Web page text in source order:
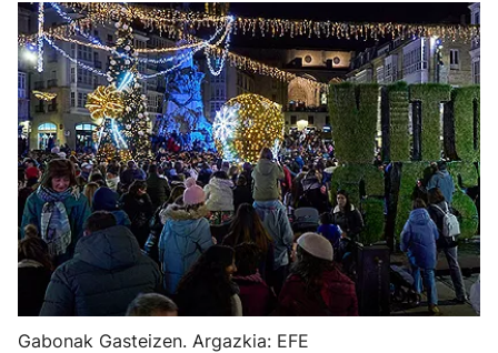
Gabonak Gasteizen. Argazkia: EFE